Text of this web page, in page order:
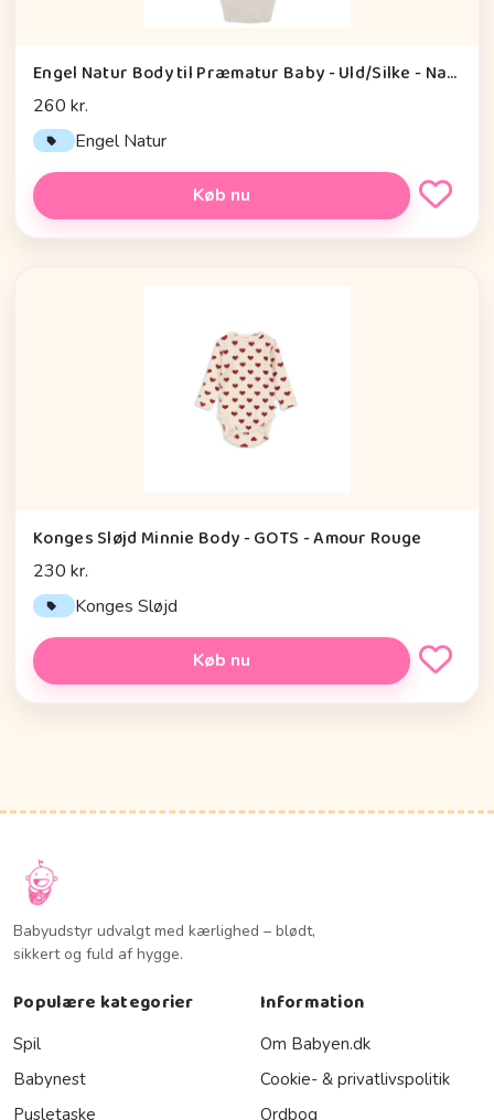
Engel Natur Body til Præmatur Baby - Uld/Silke - Natur
260 kr.
Engel Natur
Køb nu
Konges Sløjd Minnie Body - GOTS - Amour Rouge
230 kr.
Konges Sløjd
Køb nu
Babyudstyr udvalgt med kærlighed – blødt,
sikkert og fuld af hygge.
Populære kategorier
Spil
Babynest
Pusletaske
Information
Om Babyen.dk
Cookie- & privatlivspolitik
Ordbog